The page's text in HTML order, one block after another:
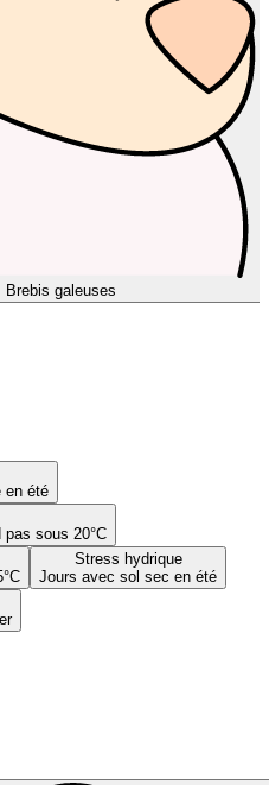
Brebis galeuses
en été
sous 20°C
Stress hydrique
Jours avec sol sec en été